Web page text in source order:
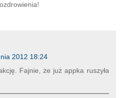
2012 18:24
Fajnie, że już appka ruszyła